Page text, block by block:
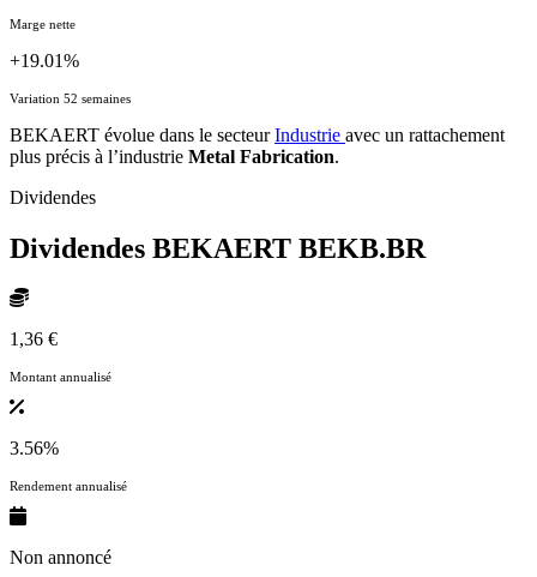
Marge nette
+19.01%
Variation 52 semaines
BEKAERT évolue dans le secteurIndustrie avec un rattachement
plus précis à l’industrie Metal Fabrication.
Dividendes
Dividendes BEKAERT BEKB.BR
1,36 €
Montant annualisé
3.56%
Rendement annualisé
Non annoncé